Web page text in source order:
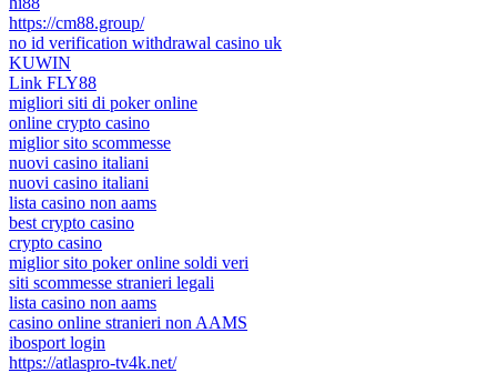
https://cm88.group/
no id verification withdrawal casino uk
KUWIN
Link FLY88
migliori siti di poker online
online crypto casino
miglior sito scommesse
nuovi casino italiani
nuovi casino italiani
lista casino non aams
best crypto casino
crypto casino
miglior sito poker online soldi veri
siti scommesse stranieri legali
lista casino non aams
casino online stranieri non AAMS
ibosport login
https://atlaspro-tv4k.net/